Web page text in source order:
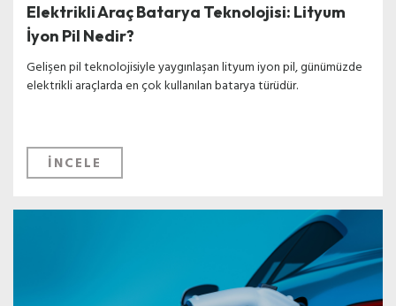
Elektrikli Araç Batarya Teknolojisi: Lityum
İyon Pil Nedir?
Gelişen pil teknolojisiyle yaygınlaşan lityum iyon pil, günümüzde
elektrikli araçlarda en çok kullanılan batarya türüdür.
İNCELE